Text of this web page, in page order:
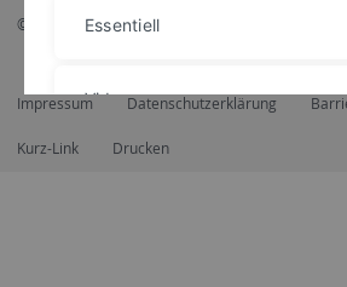
© 2026 Eberhard Karls Universität Tübingen,
Impressum Datenschutzerklärung
Kurz-Link Drucken
Essentiell
Videos